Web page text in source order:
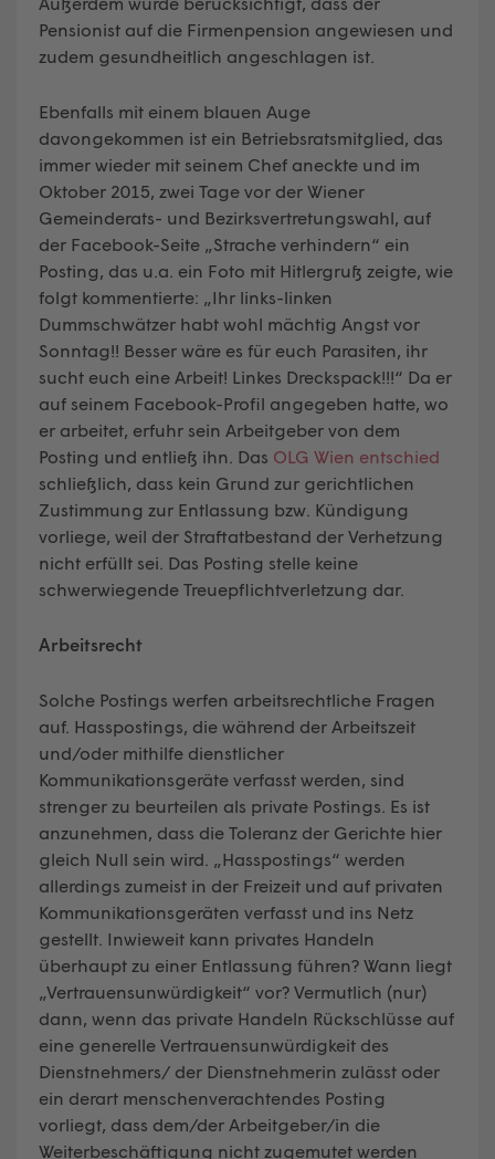
Pensionist auf die Firmenpension angewiesen und
zudem gesundheitlich angeschlagen ist.
Ebenfalls mit einem blauen Auge
davongekommen ist ein Betriebsratsmitglied, das
immer wieder mit seinem Chef aneckte und im
Oktober 2015, zwei Tage vor der Wiener
Gemeinderats- und Bezirksvertretungswahl, auf
der Facebook-Seite „Strache verhindern“ ein
Posting, das u.a. ein Foto mit Hitlergruß zeigte, wie
folgt kommentierte: „Ihr links-linken
Dummschwätzer habt wohl mächtig Angst vor
Sonntag!! Besser wäre es für euch Parasiten, ihr
sucht euch eine Arbeit! Linkes Dreckspack!!!“ Da er
auf seinem Facebook-Profil angegeben hatte, wo
er arbeitet, erfuhr sein Arbeitgeber von dem
Posting und entließ ihn. Das OLG Wien entschied
schließlich, dass kein Grund zur gerichtlichen
Zustimmung zur Entlassung bzw. Kündigung
vorliege, weil der Straftatbestand der Verhetzung
nicht erfüllt sei. Das Posting stelle keine
schwerwiegende Treuepflichtverletzung dar.
Arbeitsrecht
Solche Postings werfen arbeitsrechtliche Fragen
auf. Hasspostings, die während der Arbeitszeit
und/oder mithilfe dienstlicher
Kommunikationsgeräte verfasst werden, sind
strenger zu beurteilen als private Postings. Es ist
anzunehmen, dass die Toleranz der Gerichte hier
gleich Null sein wird. „Hasspostings“ werden
allerdings zumeist in der Freizeit und auf privaten
Kommunikationsgeräten verfasst und ins Netz
gestellt. Inwieweit kann privates Handeln
überhaupt zu einer Entlassung führen? Wann liegt
„Vertrauensunwürdigkeit“ vor? Vermutlich (nur)
dann, wenn das private Handeln Rückschlüsse auf
eine generelle Vertrauensunwürdigkeit des
Dienstnehmers/ der Dienstnehmerin zulässt oder
ein derart menschenverachtendes Posting
vorliegt, dass dem/der Arbeitgeber/in die
Weiterbeschäftigung nicht zugemutet werden